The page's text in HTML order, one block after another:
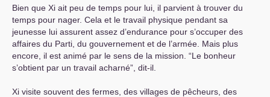
Bien que Xi ait peu de temps pour lui, il parvient à trouver du
temps pour nager. Cela et le travail physique pendant sa
jeunesse lui assurent assez d’endurance pour s’occuper des
affaires du Parti, du gouvernement et de l’armée. Mais plus
encore, il est animé par le sens de la mission. “Le bonheur
s’obtient par un travail acharné”, dit-il.
Xi visite souvent des fermes, des villages de pêcheurs, des